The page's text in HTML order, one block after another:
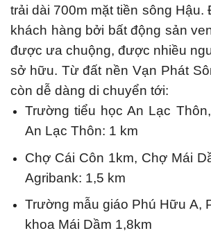
trải dài 700m mặt tiền sông Hậu.
khách hàng bởi bất động sản
được ưa chuộng, được nhiều
sở hữu. Từ đất nền Vạn Phát
còn dễ dàng di chuyển tới:
Trường tiểu học An Lạc
An Lạc Thôn: 1 km
Chợ Cái Côn 1km, Chợ Mái
Agribank: 1,5 km
Trường mẫu giáo Phú Hữu A,
khoa Mái Dầm 1,8km